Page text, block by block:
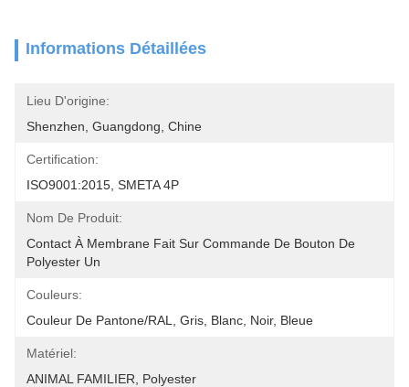
Informations Détaillées
Lieu D'origine:
Shenzhen, Guangdong, Chine
Certification:
ISO9001:2015, SMETA 4P
Nom De Produit:
Contact À Membrane Fait Sur Commande De Bouton De
Polyester Un
Couleurs:
Couleur De Pantone/RAL, Gris, Blanc, Noir, Bleue
Matériel:
ANIMAL FAMILIER, Polyester